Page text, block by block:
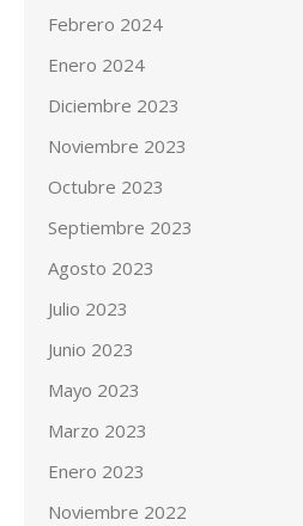
Febrero 2024
Enero 2024
Diciembre 2023
Noviembre 2023
Octubre 2023
Septiembre 2023
Agosto 2023
Julio 2023
Junio 2023
Mayo 2023
Marzo 2023
Enero 2023
Noviembre 2022